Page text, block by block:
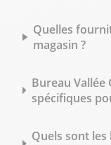
Quelles
magasin ?
Bureau
spécifiques
Quels sont